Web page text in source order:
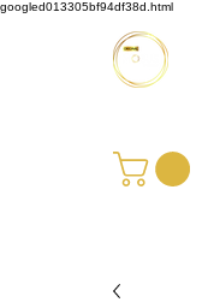
googled013305bf94df38d.html